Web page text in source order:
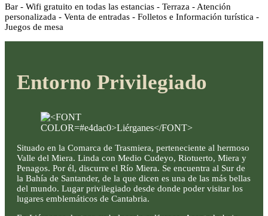
Bar - Wifi gratuito en todas las estancias - Terraza - Atención
personalizada - Venta de entradas - Folletos e Información turística -
Juegos de mesa
Entorno Privilegiado
Situado en la Comarca de Trasmiera, perteneciente al hermoso
Valle del Miera. Linda con Medio Cudeyo, Riotuerto, Miera y
Penagos. Por él, discurre el Río Miera. Se encuentra al Sur de
la Bahía de Santander, de la que dicen es una de las más bellas
del mundo. Lugar privilegiado desde donde poder visitar los
lugares emblemáticos de Cantabria.